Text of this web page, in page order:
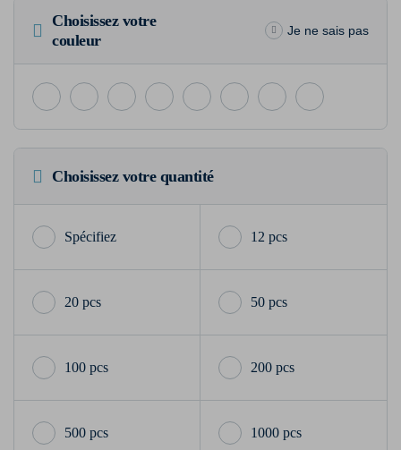
Choisissez votre
couleur
Je ne sais pas
Choisissez votre quantité
12 pcs
20 pcs 50 pcs
100 pcs 200 pcs
500 pcs 1000 pcs